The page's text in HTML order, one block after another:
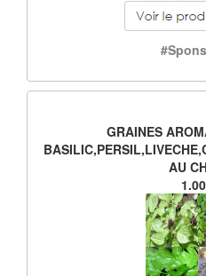
GRAINES
AU